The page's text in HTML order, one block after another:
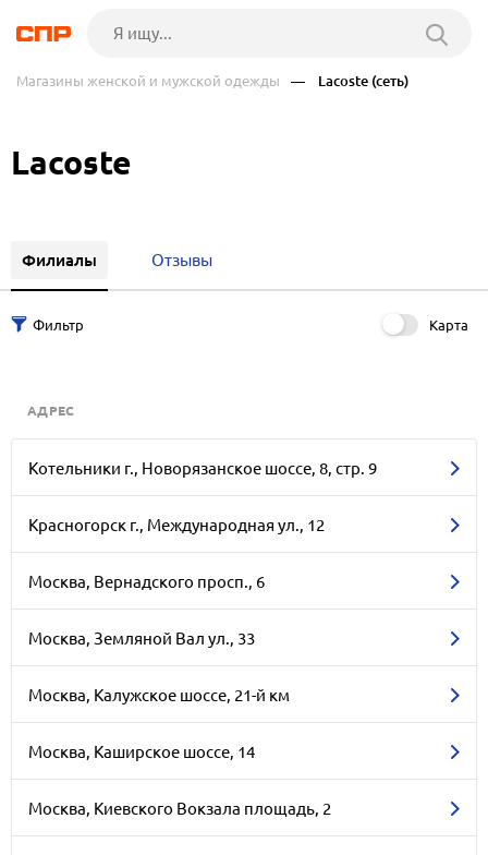
Магазины женской и мужской одежды — Lacoste (сеть)
Lacoste
Филиалы Отзывы
Карта
АДРЕС
Котельники г., Новорязанское шоссе, 8, стр. 9
Красногорск г., Международная ул., 12
Москва, Вернадского просп., 6
Москва, Земляной Вал ул., 33
Москва, Калужское шоссе, 21-й км
Москва, Каширское шоссе, 14
Москва, Киевского Вокзала площадь, 2